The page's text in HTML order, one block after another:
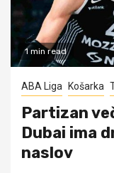
1 min read
ABA Liga Košarka
Partizan
Dubai ima
naslov